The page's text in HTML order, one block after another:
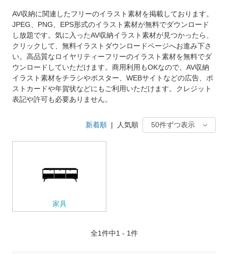
AV収納に関連したフリーのイラスト素材を掲載しております。
JPEG、PNG、EPS形式のイラスト素材が無料でダウンロード
し放題です。気に入ったAV収納イラスト素材が見つかったら、
クリックして、無料イラストダウンロードページへお進み下さ
い。高品質なロイヤリティーフリーのイラスト素材を無料でダ
ウンロードしていただけます。商用利用もOKなので、AV収納
イラスト素材をチラシやポスター、WEBサイトなどの広告、ポ
ストカードや年賀状などにもご利用いただけます。クレジット
表記や許可も必要ありません。
新着順 | 人気順
家具
全1件中1 - 1件